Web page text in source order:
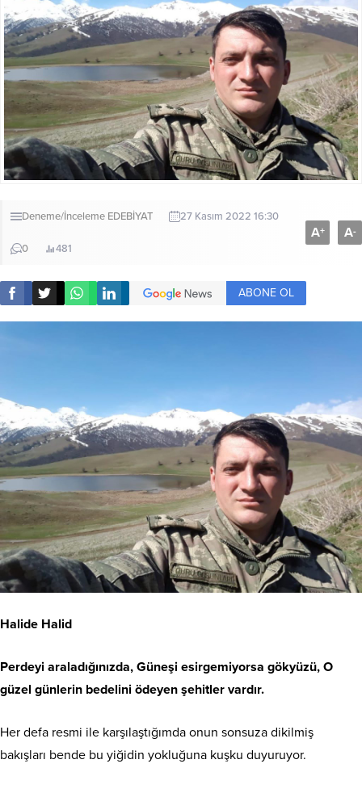
Deneme/İnceleme EDEBİYAT 27 Kasım 2022 16:30
0 481
A+ A-
ABONE OL
Halide Halid
Perdeyi araladığınızda, Güneşi esirgemiyorsa gökyüzü, O
güzel günlerin bedelini ödeyen şehitler vardır.
Her defa resmi ile karşılaştığımda onun sonsuza dikilmiş
bakışları bende bu yiğidin yokluğuna kuşku duyuruyor.